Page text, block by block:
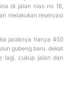
di jalan nias no 18,
melakukan reservasi
jaraknya hanya 450
gubeng baru. dekat
lagi. cukup jalan dan